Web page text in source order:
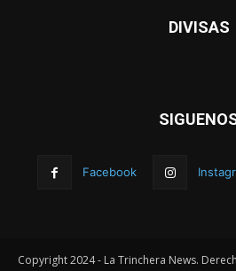
DIVISAS
Facebook
Copyright 2024 - La Trinchera News.